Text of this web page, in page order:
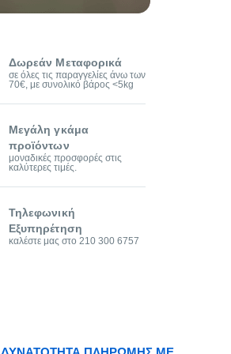
Δωρεάν Μεταφορικά
σε όλες τις παραγγελίες άνω των
70€, με συνολικό βάρος <5kg
Μεγάλη γκάμα
προϊόντων
μοναδικές προσφορές στις
καλύτερες τιμές.
Τηλεφωνική
Εξυπηρέτηση
καλέστε μας στο 210 300 6757